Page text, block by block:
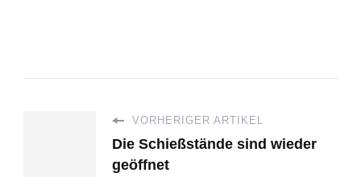
VORHERIGER ARTIKEL
Die Schießstände sind wieder
geöffnet